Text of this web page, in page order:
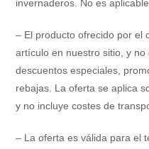
invernaderos. No es
– El producto ofrecido por el
artículo en nuestro sitio, y no
descuentos especiales,
rebajas. La oferta se aplica
y no incluye costes de
– La oferta es válida para el